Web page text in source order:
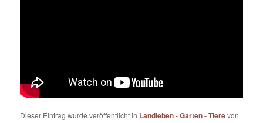
Dieser Eintrag wurde veröffentlicht in Landleben - Garten - Tierevon